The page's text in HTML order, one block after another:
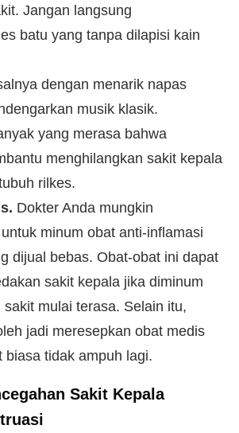
Jangan langsung
batu yang tanpa dilapisi kain
dengan menarik napas
musik klasik.
yang merasa bahwa
menghilangkan sakit kepala
rilkes.
Dokter Anda mungkin
minum obat anti-inflamasi
dijual bebas. Obat-obat ini dapat
sakit kepala jika diminum
mulai terasa. Selain itu,
jadi meresepkan obat medis
biasa tidak ampuh lagi.
Sakit Kepala